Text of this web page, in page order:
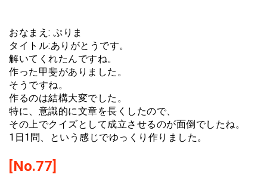
おなまえ: ぷりま
タイトル:ありがとうです。
解いてくれたんですね。
作った甲斐がありました。
そうですね。
作るのは結構大変でした。
特に、意識的に文章を長くしたので、
その上でクイズとして成立させるのが面倒でしたね。
1日1問、という感じでゆっくり作りました。
[No.77]